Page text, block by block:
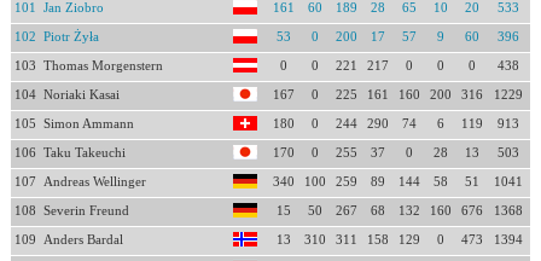
101 Jan Ziobro 161 60 189 28 65 10 20 533
102 Piotr Żyła 53 0 200 17 57 9 60 396
103 Thomas Morgenstern 0 0 221 217 0 0 0 438
104 Noriaki Kasai 167 0 225 161 160 200 316 1229
105 Simon Ammann 180 0 244 290 74 6 119 913
106 Taku Takeuchi 170 0 255 37 0 28 13 503
107 Andreas Wellinger 340 100 259 89 144 58 51 1041
108 Severin Freund 15 50 267 68 132 160 676 1368
109 Anders Bardal 13 310 311 158 129 0 473 1394